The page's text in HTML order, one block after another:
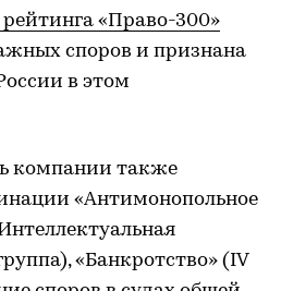
«Право-300»
споров и признана
в этом
компании также
«Антимонопольное
«Банкротство» (IV